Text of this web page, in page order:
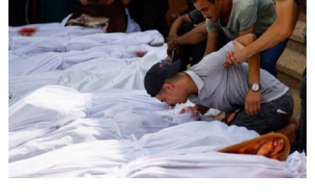
اخبار الرياضة
منوعات
فن وثقافة
علوم وتكنولوجيا
المرأة والجمال